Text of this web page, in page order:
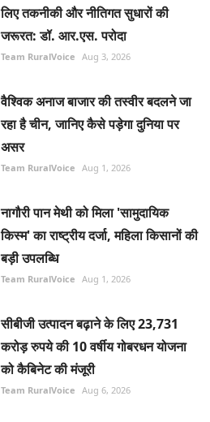
लिए तकनीकी और नीतिगत सुधारों की
जरूरत: डॉ. आर.एस. परोदा
Team RuralVoice Aug 3, 2026
वैश्विक अनाज बाजार की तस्वीर बदलने जा
रहा है चीन, जानिए कैसे पड़ेगा दुनिया पर
असर
Team RuralVoice Aug 1, 2026
नागौरी पान मेथी को मिला 'सामुदायिक
किस्म' का राष्ट्रीय दर्जा, महिला किसानों की
बड़ी उपलब्धि
Team RuralVoice Aug 1, 2026
सीबीजी उत्पादन बढ़ाने के लिए 23,731
करोड़ रुपये की 10 वर्षीय गोबरधन योजना
को कैबिनेट की मंजूरी
Team RuralVoice Aug 6, 2026